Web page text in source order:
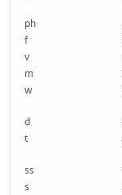
ph
f
v
m
w
d
t
ss
s